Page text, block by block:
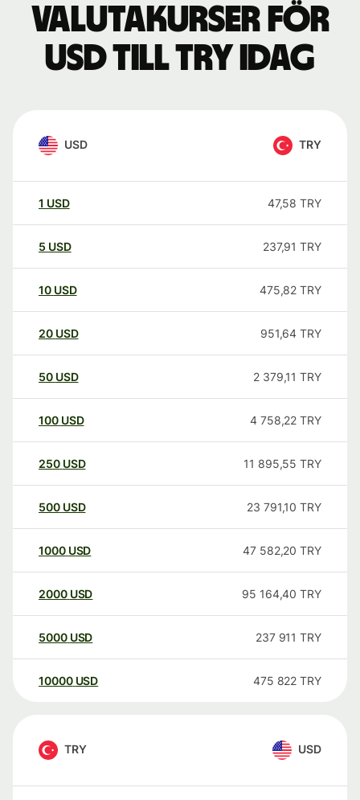
Valutakurser för
USD till TRY idag
USD TRY
1 USD 47,58 TRY
5 USD 237,91 TRY
10 USD 475,82 TRY
20 USD 951,64 TRY
50 USD 2 379,11 TRY
100 USD 4 758,22 TRY
250 USD 11 895,55 TRY
500 USD 23 791,10 TRY
1000 USD 47 582,20 TRY
2000 USD 95 164,40 TRY
5000 USD 237 911 TRY
10000 USD 475 822 TRY
TRY USD